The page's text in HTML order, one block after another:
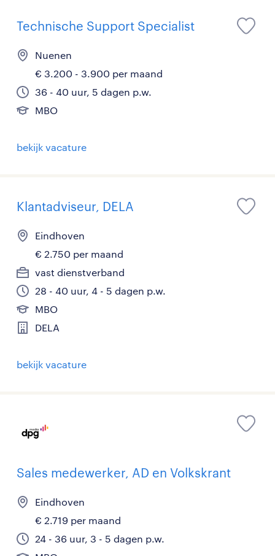
Technische Support Specialist
Nuenen
€ 3.200 - 3.900 per maand
36 - 40 uur, 5 dagen p.w.
MBO
bekijk vacature
Klantadviseur, DELA
Eindhoven
€ 2.750 per maand
vast dienstverband
28 - 40 uur, 4 - 5 dagen p.w.
MBO
DELA
bekijk vacature
Sales medewerker, AD en Volkskrant
Eindhoven
€ 2.719 per maand
24 - 36 uur, 3 - 5 dagen p.w.